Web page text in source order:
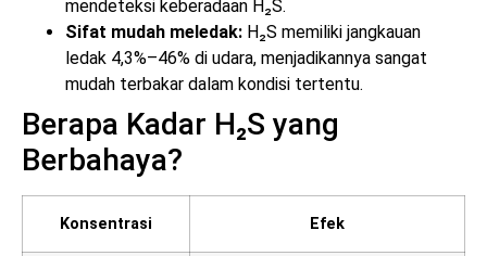
mendeteksi keberadaan H₂S.
Sifat mudah meledak: H₂S memiliki jangkauan
ledak 4,3%–46% di udara, menjadikannya sangat
mudah terbakar dalam kondisi tertentu.
Berapa Kadar H₂S yang
Berbahaya?
Konsentrasi Efek